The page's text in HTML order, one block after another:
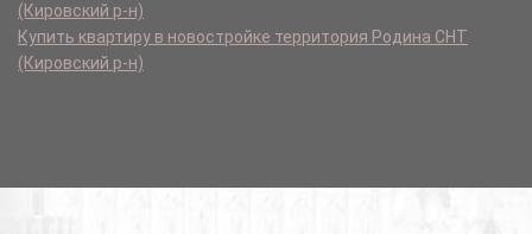
(Кировский р-н)
Купить квартиру в новостройке территория Родина СНТ
(Кировский р-н)